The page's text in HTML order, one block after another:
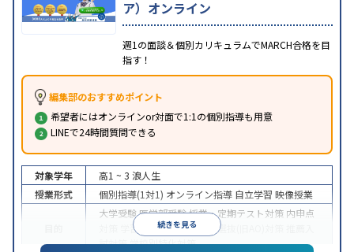
ア）オンライン
週1の面談＆個別カリキュラムでMARCH合格を目
指す！
編集部のおすすめポイント
希望者にはオンラインor対面で1:1の個別指導も用意
LINEで24時間質問できる
続きを見る
対象学年 高1 ~ 3 浪人生
授業形式
個別指導(1対1) オンライン指導 自立学習 映像授業
大学受験医学部受験授業・定期テスト対策 内申点
学習習慣の定着 総合型選抜(旧AO)対策
試対策学校別特化対策